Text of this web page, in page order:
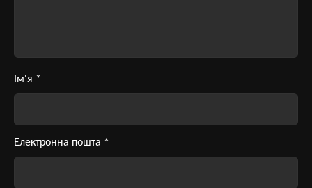
Ім'я *
Електронна пошта *